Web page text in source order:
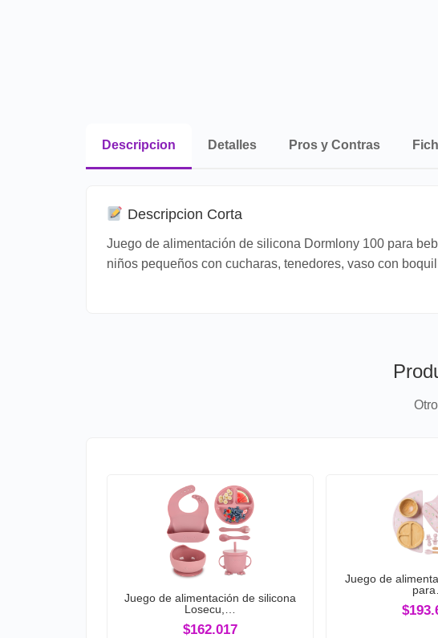
Descripcion Detalles Pros y Contras
Descripcion Corta
Juego de alimentación de silicona Dormlony 100 para
niños pequeños con cucharas, tenedores, vaso con
Juego de alimentación de silicona
Losecu,…
$162.017
Juego de